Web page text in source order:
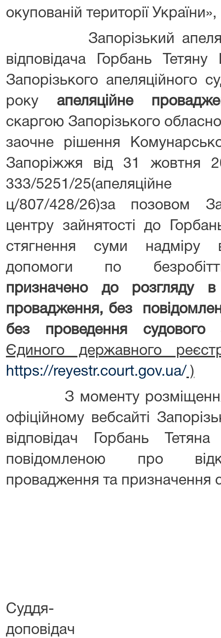
окупованій території України»,
Запорізький
відповідача Горбань
Запорізького апеляційного
року апеляційне
скаргою Запорізького
заочне рішення
Запоріжжя від 31 жовтня
333/5251/
ц/807/428/26)за позовом
центру зайнятості до
стягнення суми надміру
допомоги по
призначено до розгляду
провадження, без
без проведення судового
Єдиного державного
https://reyestr.court.gov.ua/ )
З моменту розміщення
офіційному вебсайті
відповідач Горбань
повідомленою про
провадження та призначення
Суддя-